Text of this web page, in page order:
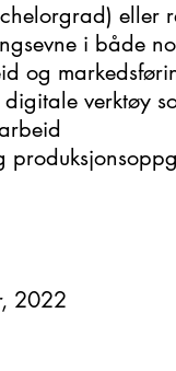
eller
i både
og
verktøy
2022